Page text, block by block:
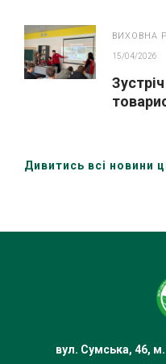
ВИХОВНА
15/04/2026
Дивитись всі новини
вул. Сумська, 46,